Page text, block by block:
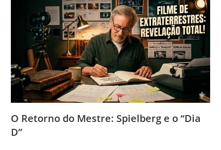
O Retorno do Mestre: Spielberg e o “Dia
D”